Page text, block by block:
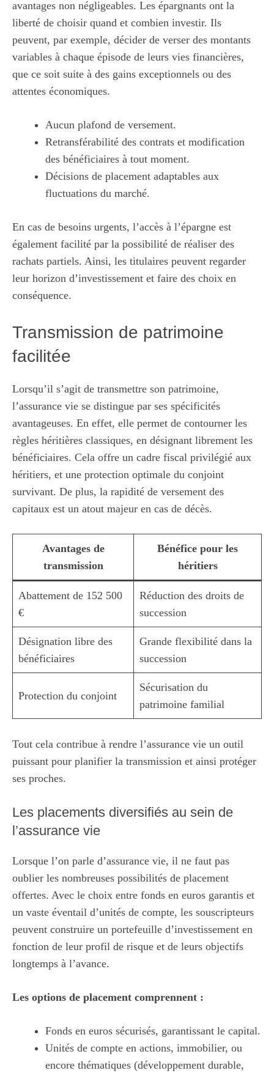
avantages non négligeables. Les épargnants ont la
liberté de choisir quand et combien investir. Ils
peuvent, par exemple, décider de verser des montants
variables à chaque épisode de leurs vies financières,
que ce soit suite à des gains exceptionnels ou des
attentes économiques.
Aucun plafond de versement.
Retransférabilité des contrats et modification
des bénéficiaires à tout moment.
Décisions de placement adaptables aux
fluctuations du marché.
En cas de besoins urgents, l’accès à l’épargne est
également facilité par la possibilité de réaliser des
rachats partiels. Ainsi, les titulaires peuvent regarder
leur horizon d’investissement et faire des choix en
conséquence.
Transmission de patrimoine
facilitée
Lorsqu’il s’agit de transmettre son patrimoine,
l’assurance vie se distingue par ses spécificités
avantageuses. En effet, elle permet de contourner les
règles héritières classiques, en désignant librement les
bénéficiaires. Cela offre un cadre fiscal privilégié aux
héritiers, et une protection optimale du conjoint
survivant. De plus, la rapidité de versement des
capitaux est un atout majeur en cas de décès.
Avantages de
transmission
Bénéfice pour les
héritiers
Abattement de 152 500
€
Réduction des droits de
succession
Désignation libre des
bénéficiaires
Grande flexibilité dans la
succession
Protection du conjoint
Sécurisation du
patrimoine familial
Tout cela contribue à rendre l’assurance vie un outil
puissant pour planifier la transmission et ainsi protéger
ses proches.
Les placements diversifiés au sein de
l’assurance vie
Lorsque l’on parle d’assurance vie, il ne faut pas
oublier les nombreuses possibilités de placement
offertes. Avec le choix entre fonds en euros garantis et
un vaste éventail d’unités de compte, les souscripteurs
peuvent construire un portefeuille d’investissement en
fonction de leur profil de risque et de leurs objectifs
longtemps à l’avance.
Les options de placement comprennent :
Fonds en euros sécurisés, garantissant le capital.
Unités de compte en actions, immobilier, ou
encore thématiques (développement durable,